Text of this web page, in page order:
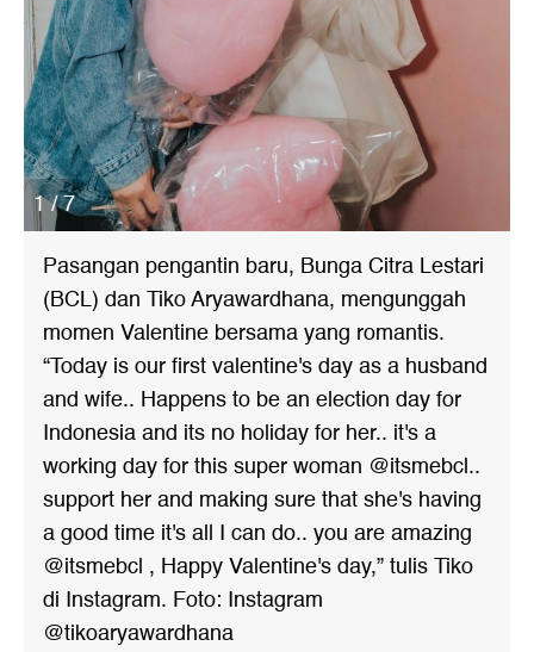
1 / 7
Pasangan pengantin baru, Bunga Citra Lestari
(BCL) dan Tiko Aryawardhana, mengunggah
momen Valentine bersama yang romantis.
“Today is our first valentine's day as a husband
and wife.. Happens to be an election day for
Indonesia and its no holiday for her.. it's a
working day for this super woman @itsmebcl..
support her and making sure that she's having
a good time it's all I can do.. you are amazing
@itsmebcl , Happy Valentine's day,” tulis Tiko
di Instagram. Foto: Instagram
@tikoaryawardhana